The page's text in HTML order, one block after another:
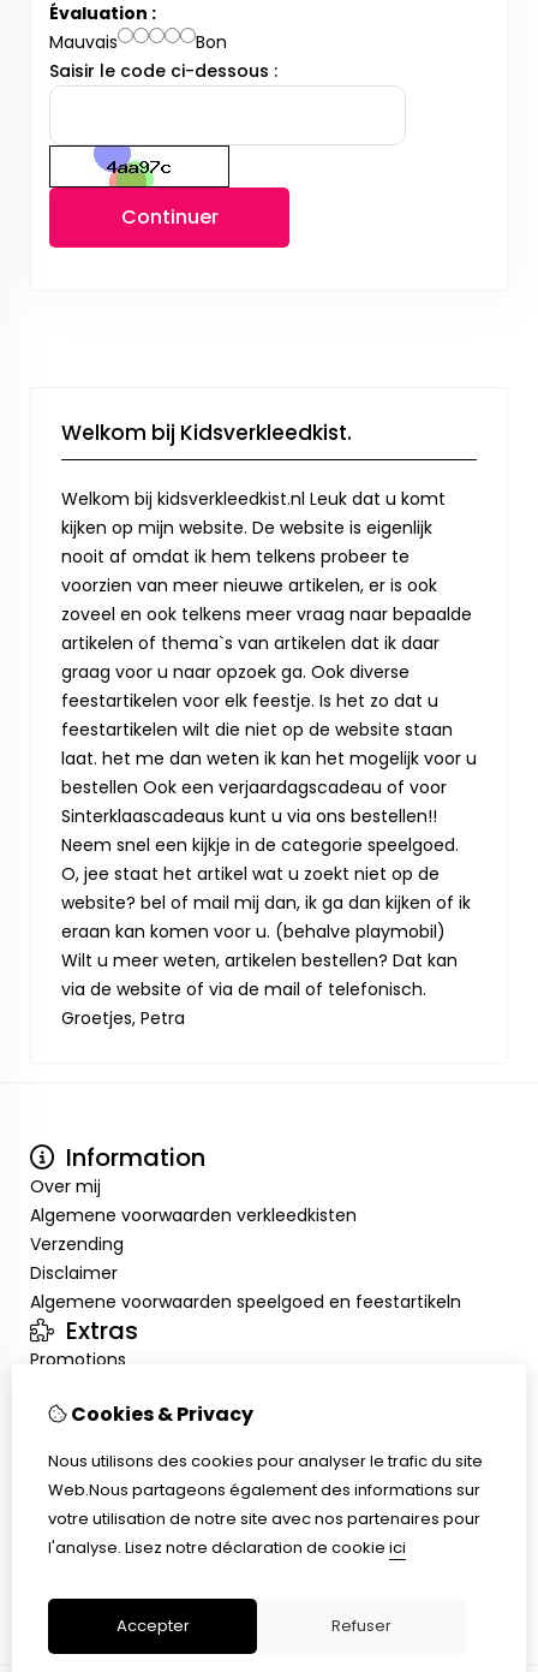
Évaluation :
Mauvais
Bon
Saisir le code ci-dessous :
Continuer
Welkom bij Kidsverkleedkist.
Welkom bij kidsverkleedkist.nl Leuk dat u komt
kijken op mijn website. De website is eigenlijk
nooit af omdat ik hem telkens probeer te
voorzien van meer nieuwe artikelen, er is ook
zoveel en ook telkens meer vraag naar bepaalde
artikelen of thema`s van artikelen dat ik daar
graag voor u naar opzoek ga. Ook diverse
feestartikelen voor elk feestje. Is het zo dat u
feestartikelen wilt die niet op de website staan
laat. het me dan weten ik kan het mogelijk voor u
bestellen Ook een verjaardagscadeau of voor
Sinterklaascadeaus kunt u via ons bestellen!!
Neem snel een kijkje in de categorie speelgoed.
O, jee staat het artikel wat u zoekt niet op de
website? bel of mail mij dan, ik ga dan kijken of ik
eraan kan komen voor u. (behalve playmobil)
Wilt u meer weten, artikelen bestellen? Dat kan
via de website of via de mail of telefonisch.
Groetjes, Petra
Information
Over mij
Algemene voorwaarden verkleedkisten
Verzending
Disclaimer
Algemene voorwaarden speelgoed en feestartikeln
Extras
Promotions
Inloggen
Service client
Retour de marchandise
Cookies & Privacy
Nous utilisons des cookies pour analyser le trafic du site
Web.Nous partageons également des informations sur
votre utilisation de notre site avec nos partenaires pour
l'analyse. Lisez notre déclaration de cookie ici
Accepter Refuser